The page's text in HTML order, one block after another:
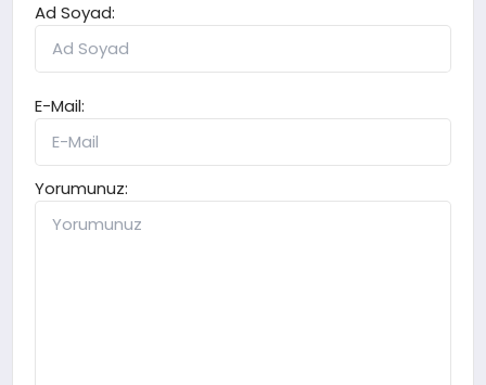
Ad Soyad:
E-Mail:
Yorumunuz: